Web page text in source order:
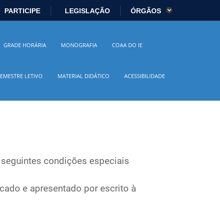
PARTICIPE LEGISLAÇÃO ÓRGÃOS
Ministério da Economia
GRADE HORÁRIA MONOGRAFIA COAA DO IE
LETIVO MATERIAL DIDÁTICO ACESSIBILIDADE
condições especiais
e apresentado por escrito à